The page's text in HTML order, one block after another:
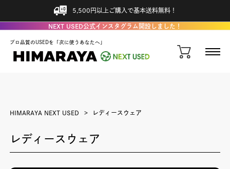
5,500円以上ご購入で基本送料無料！
NEXT USED公式インスタグラム開設しました！
プロ品質のUSEDを「次に使うあなたへ」
HIMARAYA NEXT USED レディースウェア
レディースウェア